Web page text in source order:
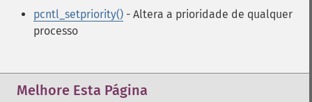
pcntl_setpriority() - Altera a prioridade de qualquer
processo
Melhore Esta Página